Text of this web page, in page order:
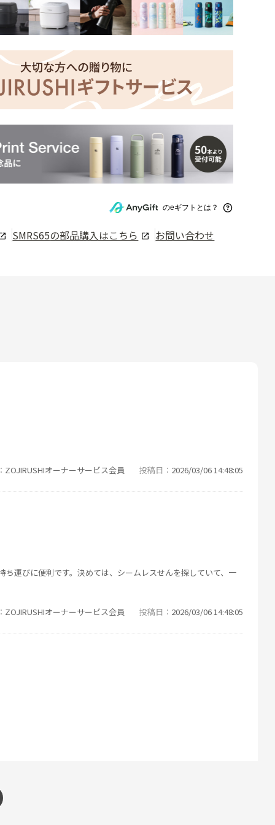
のeギフトとは？
SMRS65の部品購入はこちら お問い合わせ
ZOJIRUSHIオーナーサービス会員 投稿日 2026/03/06 14:48:05
運びに便利です。決めては、シームレスせんを探していて、一
ZOJIRUSHIオーナーサービス会員 投稿日 2026/03/06 14:48:05